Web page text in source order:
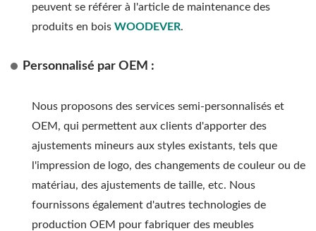
peuvent se référer à l'article de maintenance des
produits en bois WOODEVER.
Personnalisé par OEM :
Nous proposons des services semi-personnalisés et
OEM, qui permettent aux clients d'apporter des
ajustements mineurs aux styles existants, tels que
l'impression de logo, des changements de couleur ou de
matériau, des ajustements de taille, etc. Nous
fournissons également d'autres technologies de
production OEM pour fabriquer des meubles